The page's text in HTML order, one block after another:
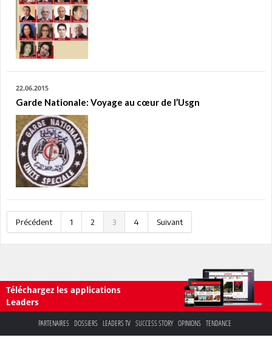
22.06.2015
Garde Nationale: Voyage au cœur de l’Usgn
Précédent 1 2 3 4 Suivant
Téléchargez les applications
Leaders
PARTENAIRES DOSSIERS LEADERS TV SUCCESS STORY OPINIONS TENDANCE